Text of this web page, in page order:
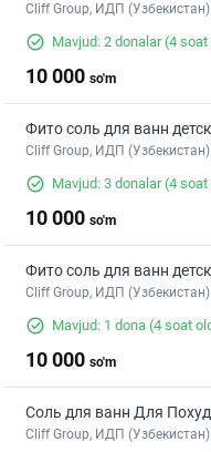
Cliff Group, ИДП (Узбекистан)
Mavjud: 2 donalar(4 soat
10 000 so'm
Фито соль для ванн
Cliff Group, ИДП (Узбекистан)
Mavjud: 3 donalar(4 soat
10 000 so'm
Фито соль для ванн
Cliff Group, ИДП (Узбекистан)
Mavjud: 1 dona (4 soat
10 000 so'm
Соль для ванн Для
Cliff Group, ИДП (Узбекистан)